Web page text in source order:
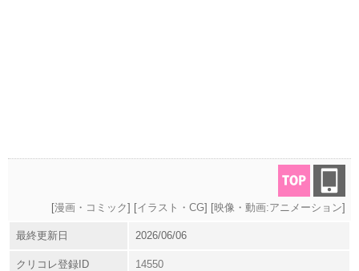
[漫画・コミック] [イラスト・CG] [映像・動画:アニメーション]
最終更新日 2026/06/06
クリコレ登録ID 14550